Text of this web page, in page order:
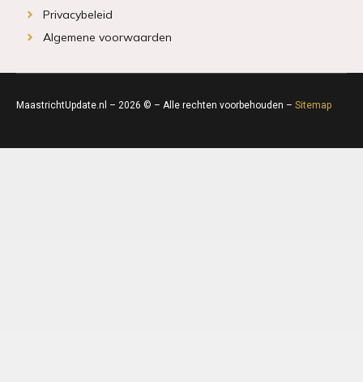
Privacybeleid
Algemene voorwaarden
MaastrichtUpdate.nl – 2026 © – Alle rechten voorbehouden – Sitemap